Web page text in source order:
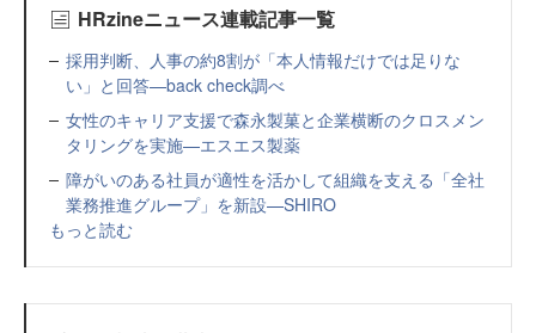
HRzineニュース連載記事一覧
採用判断、人事の約8割が「本人情報だけでは足りな
い」と回答—back check調べ
女性のキャリア支援で森永製菓と企業横断のクロスメン
タリングを実施—エスエス製薬
障がいのある社員が適性を活かして組織を支える「全社
業務推進グループ」を新設—SHIRO
もっと読む